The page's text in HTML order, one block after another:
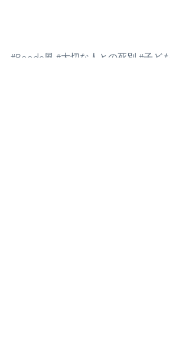
#Boode風 #大切な人との死別 #子ども